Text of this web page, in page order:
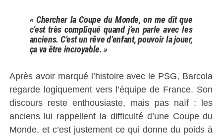
« Chercher la Coupe du Monde, on me dit que
c’est très compliqué quand j’en parle avec les
anciens. C’est un rêve d’enfant, pouvoir la jouer,
ça va être incroyable. »
Après avoir marqué l’histoire avec le PSG, Barcola
regarde logiquement vers l’équipe de France. Son
discours reste enthousiaste, mais pas naïf : les
anciens lui rappellent la difficulté d’une Coupe du
Monde, et c’est justement ce qui donne du poids à